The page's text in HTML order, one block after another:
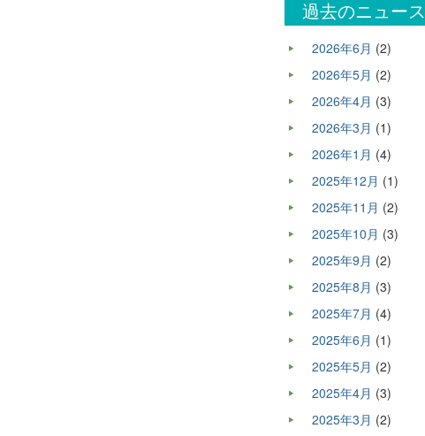
過去のニュース
2026年6月 (2)
2026年5月 (2)
2026年4月 (3)
2026年3月 (1)
2026年1月 (4)
2025年12月 (1)
2025年11月 (2)
2025年10月 (3)
2025年9月 (2)
2025年8月 (3)
2025年7月 (4)
2025年6月 (1)
2025年5月 (2)
2025年4月 (3)
2025年3月 (2)